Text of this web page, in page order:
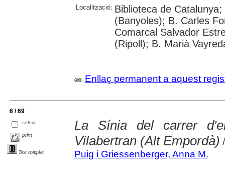
Localització: Biblioteca de
(Banyoles); B. Carles
Comarcal Salvador
(Ripoll); B. Marià
Enllaç permanent a aquest
6 / 69
select
print
Text complet
La Sínia del carrer
Vilabertran (Alt Empordà)
Puig i Griessenberger, Anna M.